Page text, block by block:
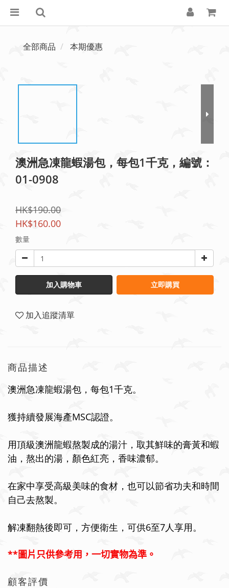
全部商品 本期優惠
澳洲急凍龍蝦湯包，每包1千克，編號：
01-0908
HK$190.00
HK$160.00
數量
加入購物車 立即購買
加入追蹤清單
商品描述
澳洲急凍龍蝦湯包，每包1千克。
獲持續發展海產MSC認證。
用頂級澳洲龍蝦熬製成的湯汁，取其鮮味的膏黃和蝦
油，熬出的湯，顏色紅亮，香味濃郁。
在家中享受高級美味的食材，也可以節省功夫和時間
自己去熬製。
解凍翻熱後即可，方便衛生，可供6至7人享用。
**圖片只供參考用，一切實物為準。
顧客評價